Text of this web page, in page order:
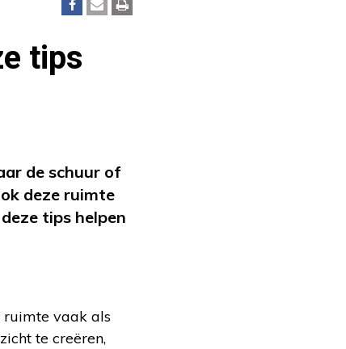
tips
de schuur of
deze ruimte
tips helpen
ruimte vaak als
te creëren,